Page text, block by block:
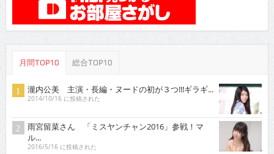
月間TOP10 総合TOP10
瀧内公美 主演・長編・ヌードの初が３つ!!!ギラギ...
2014/10/16 に投稿された
雨宮留菜さん 「ミスヤンチャン2016」参戦！マ
ル...
2016/5/16 に投稿された